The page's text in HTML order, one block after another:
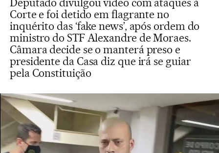
Corte e foi detido em flagrante no
inquérito das ‘fake news’, após ordem do
ministro do STF Alexandre de Moraes.
Câmara decide se o manterá preso e
presidente da Casa diz que irá se guiar
pela Constituição